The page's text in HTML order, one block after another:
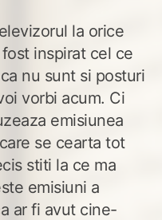
la orice
inspirat cel ce
nu sunt si posturi
vorbi acum. Ci
emisiunea
se cearta tot
stiti la ce ma
emisiuni a
ar fi avut cine-